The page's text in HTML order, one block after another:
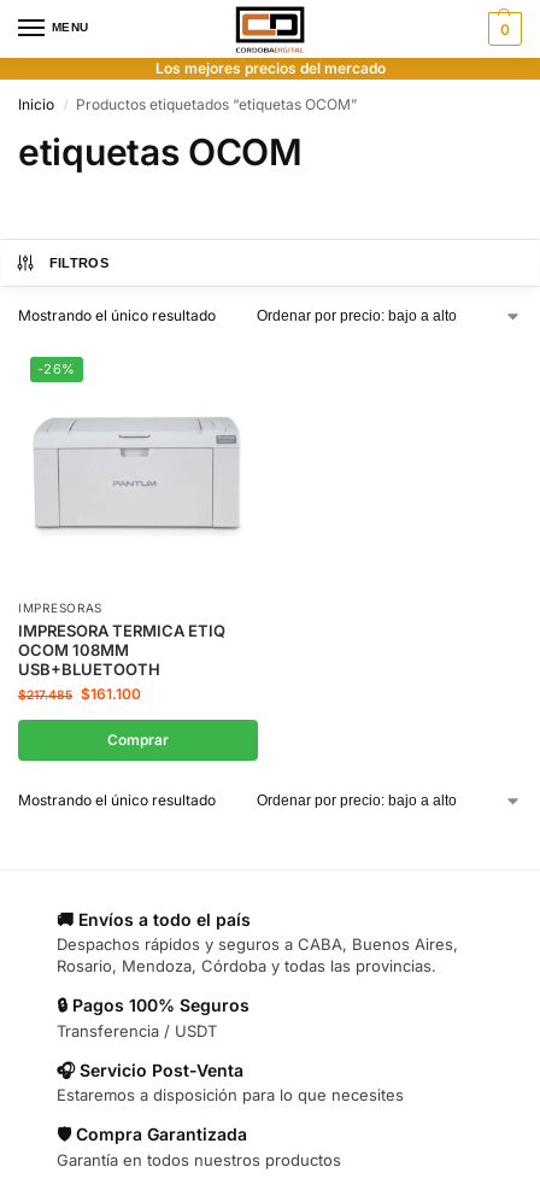
MENU 0
Los mejores precios del mercado
Inicio
/ Productos etiquetados “etiquetas OCOM”
etiquetas OCOM
FILTROS
Mostrando el único resultado
-26%
IMPRESORAS
IMPRESORA TERMICA ETIQ
OCOM 108MM
USB+BLUETOOTH
$217.485 $161.100
Comprar
Mostrando el único resultado
🚚 Envíos a todo el país
Despachos rápidos y seguros a CABA, Buenos Aires,
Rosario, Mendoza, Córdoba y todas las provincias.
🔒 Pagos 100% Seguros
Transferencia / USDT
🎧 Servicio Post-Venta
Estaremos a disposición para lo que necesites
🛡️ Compra Garantizada
Garantía en todos nuestros productos